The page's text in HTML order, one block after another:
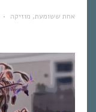
אחת ששומעת, מוזיקה •